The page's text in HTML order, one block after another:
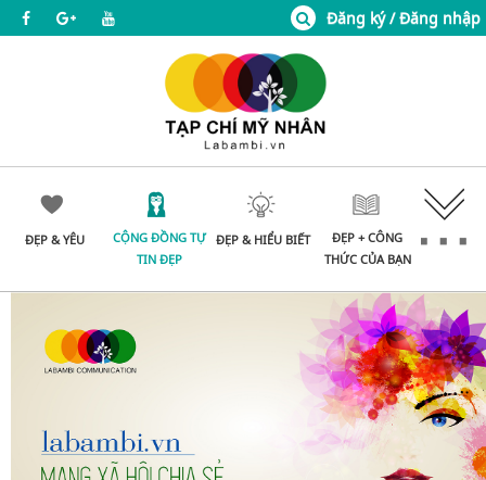
Đăng ký / Đăng nhập
ĐẸP & YÊU
CỘNG ĐỒNG TỰ
TIN ĐẸP
ĐẸP & HIỂU BIẾT
ĐẸP + CÔNG
THỨC CỦA BẠN